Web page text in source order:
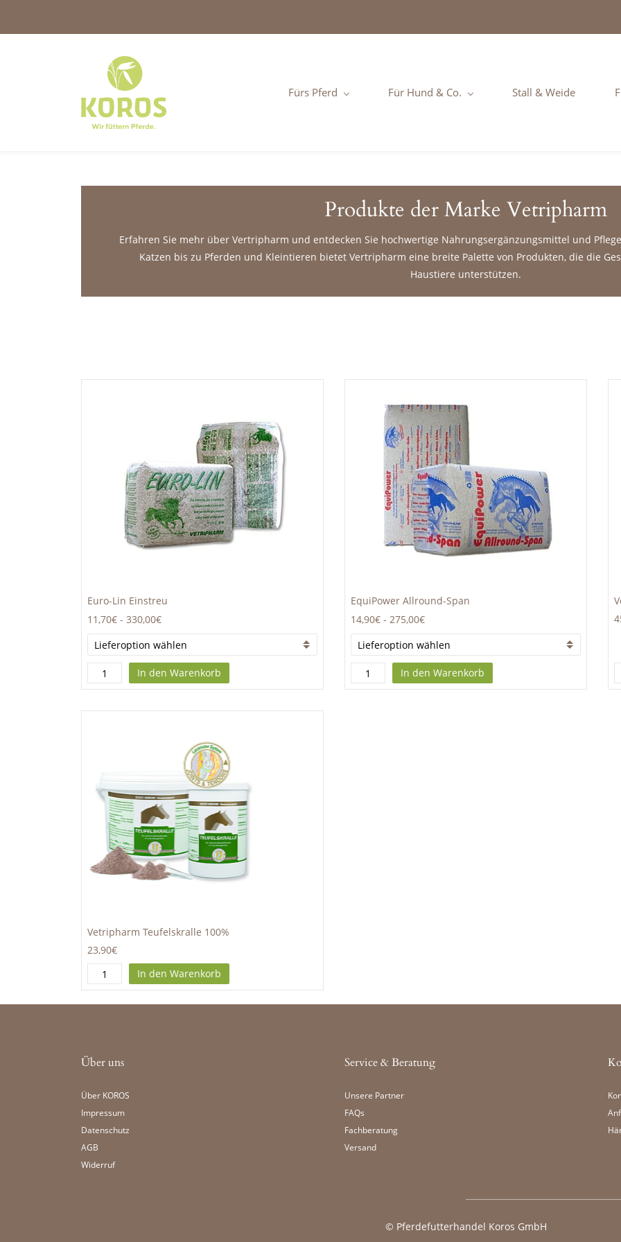
Fürs Pferd Für Hund & Co. Stall & Weide
Produkte der Marke Vetripharm
Erfahren Sie mehr über Vertripharm und entdecken Sie hochwertige Nahrungsergänzungsmittel und
Katzen bis zu Pferden und Kleintieren bietet Vertripharm eine breite Palette von Produkten, die die
Haustiere unterstützen.
Euro-Lin Einstreu
11,70€ - 330,00€
In den Warenkorb
EquiPower Allround-Span
14,90€ - 275,00€
In den Warenkorb
Vetripharm Teufelskralle 100%
23,90€
In den Warenkorb
Über uns
Über KOROS
Impressum
Datenschutz
AGB
Widerruf
Service & Beratung
Unsere Partner
FAQs
Fachberatung
Versand
© Pferdefutterhandel Koros GmbH